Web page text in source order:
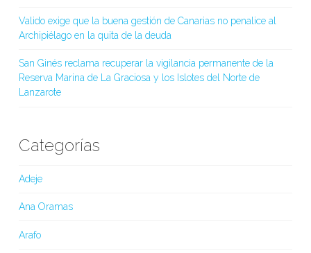
Valido exige que la buena gestión de Canarias no penalice al
Archipiélago en la quita de la deuda
San Ginés reclama recuperar la vigilancia permanente de la
Reserva Marina de La Graciosa y los Islotes del Norte de
Lanzarote
Categorías
Adeje
Ana Oramas
Arafo